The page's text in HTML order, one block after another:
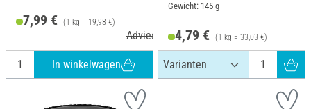
7,99 € (1 kg = 19,98 €)
Adviesprijs 9,99 €
In winkelwagen
Gewicht: 145 g
4,79 € (1 kg = 33,03 €)